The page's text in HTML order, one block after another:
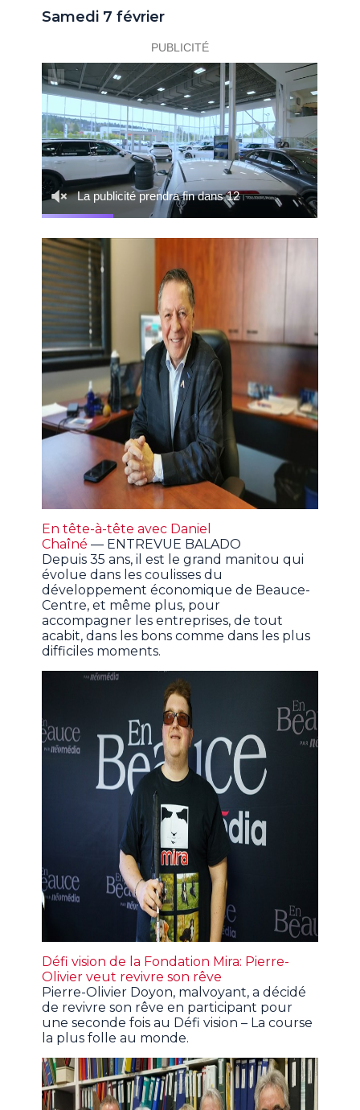
Samedi 7 février
En tête-à-tête avec Daniel
Chaîné — ENTREVUE BALADO
Depuis 35 ans, il est le grand manitou qui
évolue dans les coulisses du
développement économique de Beauce-
Centre, et même plus, pour
accompagner les entreprises, de tout
acabit, dans les bons comme dans les plus
difficiles moments.
Défi vision de la Fondation Mira: Pierre-
Olivier veut revivre son rêve
Pierre-Olivier Doyon, malvoyant, a décidé
de revivre son rêve en participant pour
une seconde fois au Défi vision – La course
la plus folle au monde.